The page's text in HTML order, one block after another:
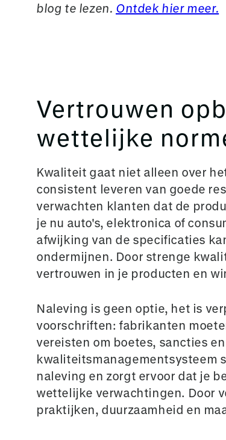
blog te lezen. Ontdek hier meer.
Vertrouwen
wettelijke
Kwaliteit gaat niet alleen over
consistent leveren van goede
verwachten klanten dat de
je nu auto's, elektronica of
afwijking van de specificaties
ondermijnen. Door strenge
vertrouwen in je producten en
Naleving is geen optie, het is
voorschriften: fabrikanten
vereisten om boetes, sancties
kwaliteitsmanagementsysteem
naleving en zorgt ervoor dat je
wettelijke verwachtingen. Door
praktijken, duurzaamheid en